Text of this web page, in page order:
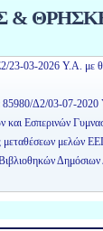
03-2026 Υ.Α. με
85980/Δ2/03-07-
και Εσπερινών
μελών